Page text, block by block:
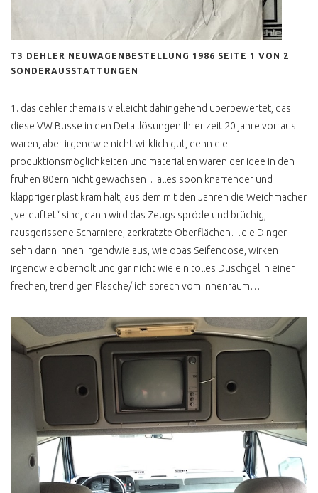
T2 TECHNISCHE
VERBESSERUNGEN
WARNUNG
T2 FLACHDACHCAMPER
UND 4 PERSONEN
T2 ÖLKÜHLER
T2 3 PUNKTGURTE
HINTEN NACHRÜSTEN
T2 HOCHDACH
NACHRÜSTEN
FLUGZEUGMOTOR IM VW
ROST & RESTAURATION
T2 ROST DEFINITION
T2 LACKIEREN
RESTAURIERUNG
T2 KONSERVIEREN MIT
MIKE SANDERS
T2 ROSTKUR NOCH GUT
T3 DEHLER NEUWAGENBESTELLUNG 1986 SEITE 1 VON 2
SONDERAUSSTATTUNGEN
1. das dehler thema is vielleicht dahingehend überbewertet, das
diese VW Busse in den Detaillösungen Ihrer zeit 20 jahre vorraus
waren, aber irgendwie nicht wirklich gut, denn die
produktionsmöglichkeiten und materialien waren der idee in den
frühen 80ern nicht gewachsen…alles soon knarrender und
klappriger plastikram halt, aus dem mit den Jahren die Weichmacher
„verduftet“ sind, dann wird das Zeugs spröde und brüchig,
rausgerissene Scharniere, zerkratzte Oberflächen…die Dinger
sehn dann innen irgendwie aus, wie opas Seifendose, wirken
irgendwie oberholt und gar nicht wie ein tolles Duschgel in einer
frechen, trendigen Flasche/ ich sprech vom Innenraum…